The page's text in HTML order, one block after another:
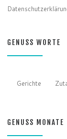
GENUSS WORTE
Gerichte
GENUSS MONATE